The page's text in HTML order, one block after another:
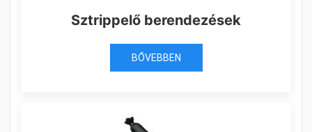
Sztrippelő berendezések
BŐVEBBEN